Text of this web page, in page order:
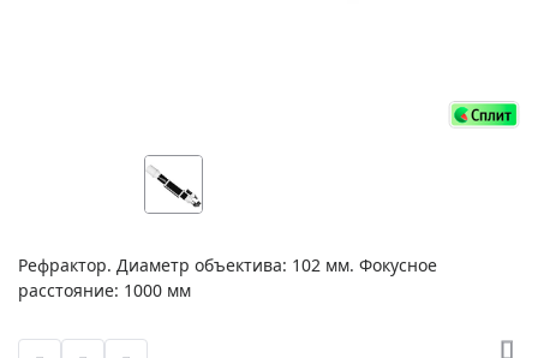
Рефрактор. Диаметр объектива: 102 мм. Фокусное
расстояние: 1000 мм